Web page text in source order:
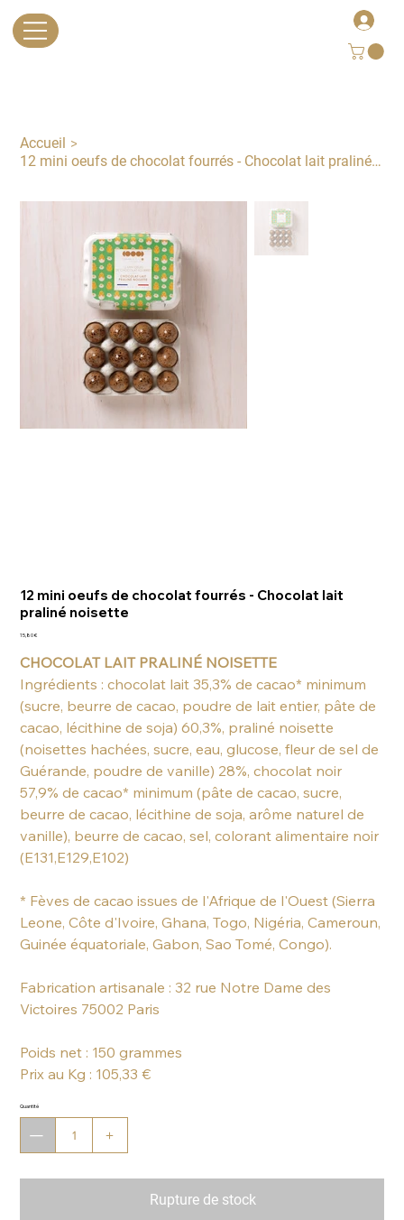
Accueil >
12 mini oeufs de chocolat fourrés - Chocolat lait praliné noisette
12 mini oeufs de chocolat fourrés - Chocolat lait
praliné noisette
Prix
15,80 €
CHOCOLAT LAIT PRALINÉ NOISETTE
Ingrédients : chocolat lait 35,3% de cacao* minimum
(sucre, beurre de cacao, poudre de lait entier, pâte de
cacao, lécithine de soja) 60,3%, praliné noisette
(noisettes hachées, sucre, eau, glucose, fleur de sel de
Guérande, poudre de vanille) 28%, chocolat noir
57,9% de cacao* minimum (pâte de cacao, sucre,
beurre de cacao, lécithine de soja, arôme naturel de
vanille), beurre de cacao, sel, colorant alimentaire noir
(E131,E129,E102)
* Fèves de cacao issues de l'Afrique de l'Ouest (Sierra
Leone, Côte d'Ivoire, Ghana, Togo, Nigéria, Cameroun,
Guinée équatoriale, Gabon, Sao Tomé, Congo).
Fabrication artisanale : 32 rue Notre Dame des
Victoires 75002 Paris
Poids net : 150 grammes
Prix au Kg : 105,33 €
Quantité
Rupture de stock